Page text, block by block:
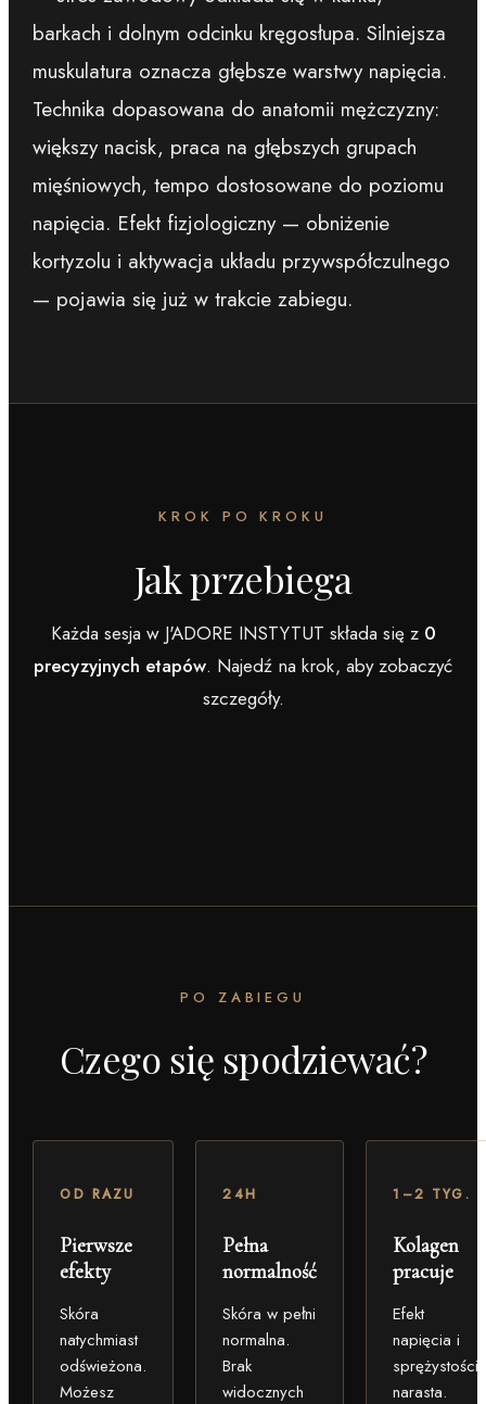
barkach i dolnym odcinku kręgosłupa. Silniejsza
muskulatura oznacza głębsze warstwy napięcia.
Technika dopasowana do anatomii mężczyzny:
większy nacisk, praca na głębszych grupach
mięśniowych, tempo dostosowane do poziomu
napięcia. Efekt fizjologiczny — obniżenie
kortyzolu i aktywacja układu przywspółczulnego
— pojawia się już w trakcie zabiegu.
KROK PO KROKU
Jak przebiega
Każda sesja w J'ADORE INSTYTUT składa się z 0
precyzyjnych etapów. Najedź na krok, aby zobaczyć
szczegóły.
PO ZABIEGU
Czego się spodziewać?
OD RAZU
Pierwsze
efekty
Skóra
natychmiast
odświeżona.
Możesz
24H
Pełna
normalność
Skóra w pełni
normalna.
Brak
widocznych
1–2 TYG.
Kolagen
pracuje
Efekt
napięcia i
sprężystości
narasta.